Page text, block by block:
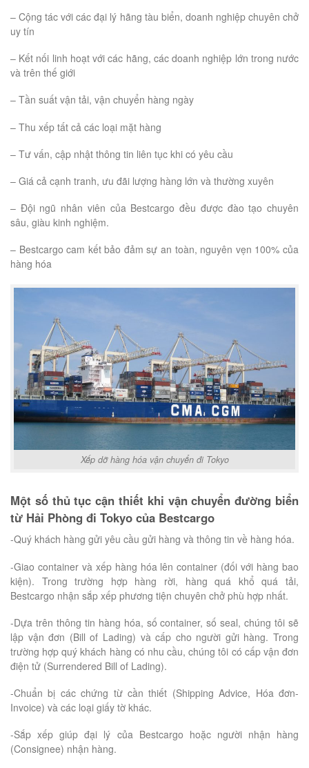
– Cộng tác với các đại lý hãng tàu biển, doanh nghiệp chuyên chở
uy tín
– Kết nối linh hoạt với các hãng, các doanh nghiệp lớn trong nước
và trên thế giới
– Tần suất vận tải, vận chuyển hàng ngày
– Thu xếp tất cả các loại mặt hàng
– Tư vấn, cập nhật thông tin liên tục khi có yêu cầu
– Giá cả cạnh tranh, ưu đãi lượng hàng lớn và thường xuyên
– Đội ngũ nhân viên của Bestcargo đều được đào tạo chuyên
sâu, giàu kinh nghiệm.
– Bestcargo cam kết bảo đảm sự an toàn, nguyên vẹn 100% của
hàng hóa
Xếp dỡ hàng hóa vận chuyển đi Tokyo
Một số thủ tục cận thiết khi vận chuyển đường biển
từ Hải Phòng đi Tokyo của Bestcargo
-Quý khách hàng gửi yêu cầu gửi hàng và thông tin về hàng hóa.
-Giao container và xếp hàng hóa lên container (đối với hàng bao
kiện). Trong trường hợp hàng rời, hàng quá khổ quá tải,
Bestcargo nhận sắp xếp phương tiện chuyên chở phù hợp nhất.
-Dựa trên thông tin hàng hóa, số container, số seal, chúng tôi sẽ
lập vận đơn (Bill of Lading) và cấp cho người gửi hàng. Trong
trường hợp quý khách hàng có nhu cầu, chúng tôi có cấp vận đơn
điện tử (Surrendered Bill of Lading).
-Chuẩn bị các chứng từ cần thiết (Shipping Advice, Hóa đơn-
Invoice) và các loại giấy tờ khác.
-Sắp xếp giúp đại lý của Bestcargo hoặc người nhận hàng
(Consignee) nhận hàng.